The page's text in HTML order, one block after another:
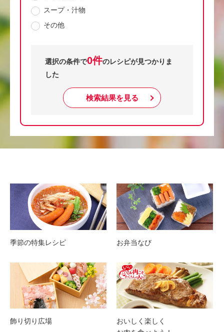
スープ・汁物
その他
選択の条件で0件のレシピが見つかりま
した
検索結果を見る
季節の特集レシピ お弁当なび
飾り切り広場
おいしく楽しく